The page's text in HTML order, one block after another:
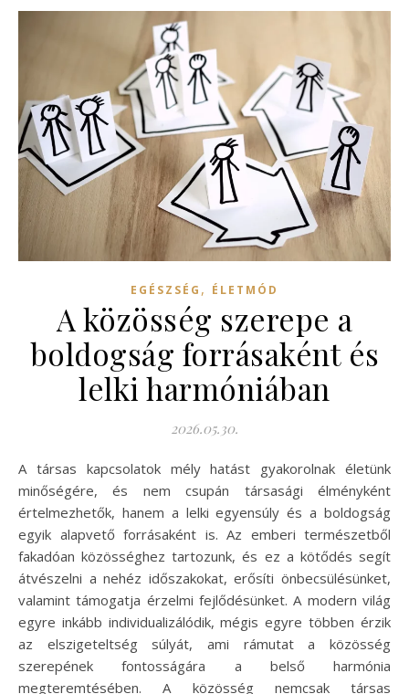
EGÉSZSÉG , ÉLETMÓD
A közösség szerepe a
boldogság forrásaként és
lelki harmóniában
2026.05.30.
A társas kapcsolatok mély hatást gyakorolnak életünk
minőségére, és nem csupán társasági élményként
értelmezhetők, hanem a lelki egyensúly és a boldogság
egyik alapvető forrásaként is. Az emberi természetből
fakadóan közösséghez tartozunk, és ez a kötődés segít
átvészelni a nehéz időszakokat, erősíti önbecsülésünket,
valamint támogatja érzelmi fejlődésünket. A modern világ
egyre inkább individualizálódik, mégis egyre többen érzik
az elszigeteltség súlyát, ami rámutat a közösség
szerepének fontosságára a belső harmónia
megteremtésében. A közösség nemcsak társas